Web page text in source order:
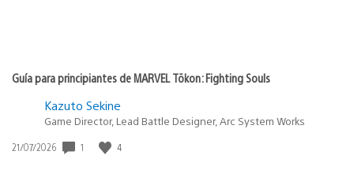
Guía para principiantes de MARVEL Tōkon: Fighting Souls
Kazuto Sekine
Game Director, Lead Battle Designer, Arc System Works
Fecha
21/07/2026 1 4